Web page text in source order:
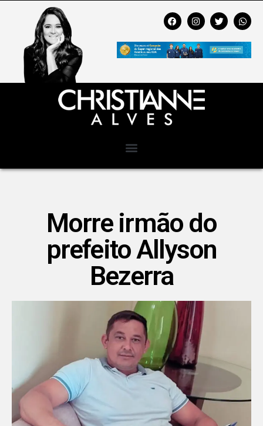
Morre irmão do
prefeito Allyson
Bezerra